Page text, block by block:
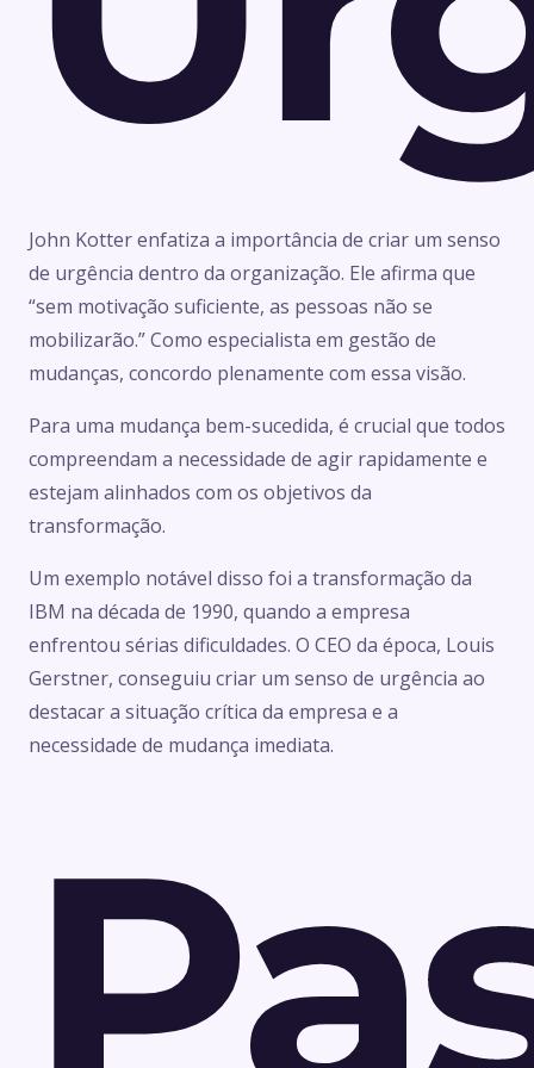
John Kotter enfatiza a importância de criar um senso
de urgência dentro da organização. Ele afirma que
“sem motivação suficiente, as pessoas não se
mobilizarão.” Como especialista em gestão de
mudanças, concordo plenamente com essa visão.
Para uma mudança bem-sucedida, é crucial que todos
compreendam a necessidade de agir rapidamente e
estejam alinhados com os objetivos da
transformação.
Um exemplo notável disso foi a transformação da
IBM na década de 1990, quando a empresa
enfrentou sérias dificuldades. O CEO da época, Louis
Gerstner, conseguiu criar um senso de urgência ao
destacar a situação crítica da empresa e a
necessidade de mudança imediata.